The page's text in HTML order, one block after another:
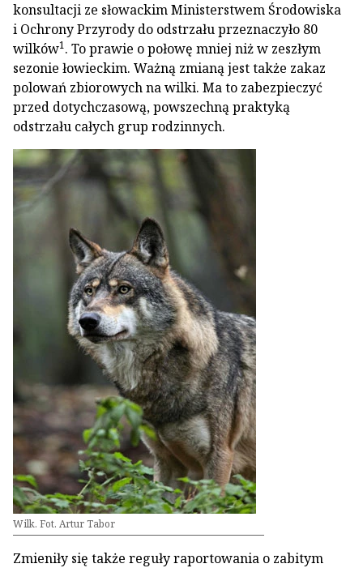
konsultacji ze słowackim Ministerstwem Środowiska
i Ochrony Przyrody do odstrzału przeznaczyło 80
wilków1. To prawie o połowę mniej niż w zeszłym
sezonie łowieckim. Ważną zmianą jest także zakaz
polowań zbiorowych na wilki. Ma to zabezpieczyć
przed dotychczasową, powszechną praktyką
odstrzału całych grup rodzinnych.
Wilk. Fot. Artur Tabor
Zmieniły się także reguły raportowania o zabitym